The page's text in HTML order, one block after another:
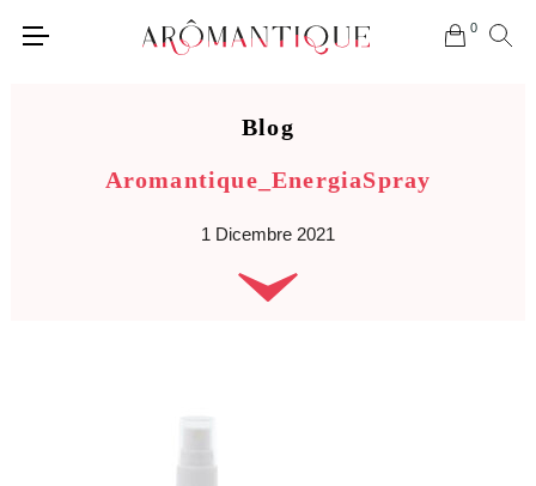
0
Blog
Aromantique_EnergiaSpray
1 Dicembre 2021